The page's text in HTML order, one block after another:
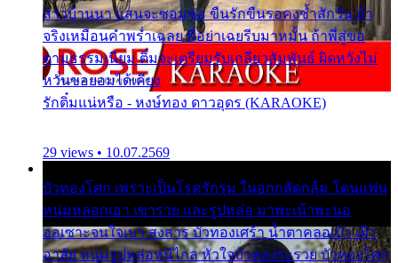
สาวบ้านนา แสนจะซอมซ่อ ขืนรักขืนรอคงช้ำสักวัน ถ้า
จริงเหมือนคำพร่ำเฉลย พี่อย่าเฉยรีบมาหมั้น ถ้าพี่สู่ขอ
ตามธรรมเนียม ติ๋มจะเตรียมรับเกลียวสัมพันธ์ ผิดหวังไม่
หวั่นขอยอมได้เคียง
รักติ๋มแน่หรือ - หงษ์ทอง ดาวอุดร (KARAOKE)
29 views • 10.07.2569
บัวทองโศก เพราะเป็นโรครักรุม ในอกกลัดกลุ้ม โดนแฟน
หนุ่มหลอกเอา เขารวย และรูปหล่อ มาพะเน้าพะนอ
ออเซาะจนใจเบา สงสาร บัวทองเศร้า น้ำตาคลอเบ้า เฝ้า
อาลัย หนุ่มรูปหล่อหนีไกล หัวใจบัวทองระรวย บัวทองโศก